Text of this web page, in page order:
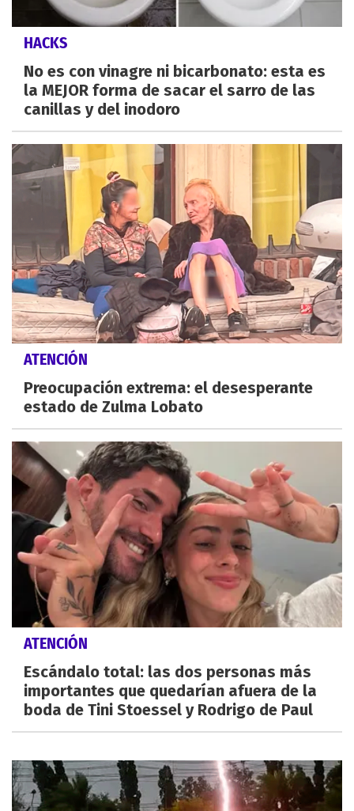
HACKS
No es con vinagre ni bicarbonato: esta es
la MEJOR forma de sacar el sarro de las
canillas y del inodoro
ATENCIÓN
Preocupación extrema: el desesperante
estado de Zulma Lobato
ATENCIÓN
Escándalo total: las dos personas más
importantes que quedarían afuera de la
boda de Tini Stoessel y Rodrigo de Paul